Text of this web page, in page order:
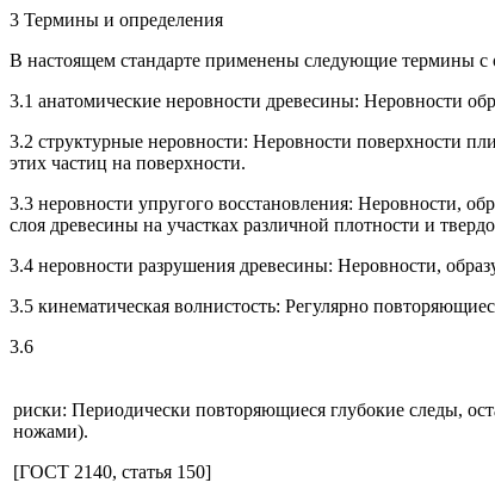
3 Термины и определения
В настоящем стандарте применены следующие термины с
3.1 анатомические неровности древесины: Неровности
3.2 структурные неровности: Неровности поверхности
этих частиц на поверхности.
3.3 неровности упругого восстановления: Неровности,
слоя древесины на участках различной плотности и
3.4 неровности разрушения древесины: Неровности,
3.5 кинематическая волнистость: Регулярно
3.6
риски: Периодически повторяющиеся глубокие следы,
ножами).
[ГОСТ 2140, статья 150]